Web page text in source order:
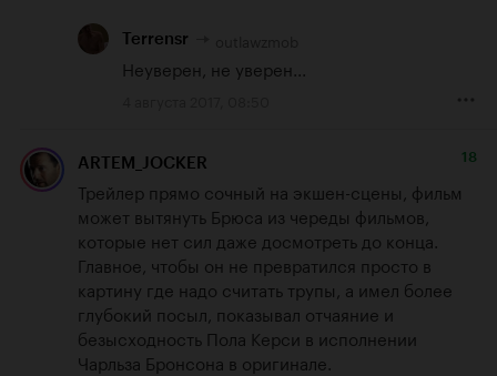
Terrensr
Неуверен, не уверен...
ARTEM_JOCKER 18
Трейлер прямо сочный на экшен-сцены, фильм
может вытянуть Брюса из череды фильмов,
которые нет сил даже досмотреть до конца.
Главное, чтобы он не превратился просто в
картину где надо считать трупы, а имел более
глубокий посыл, показывал отчаяние и
безысходность Пола Керси в исполнении
Чарльза Бронсона в оригинале.